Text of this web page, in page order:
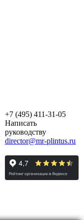
+7 (495) 411-31-05
Написать
руководству
director@mr-plintus.ru